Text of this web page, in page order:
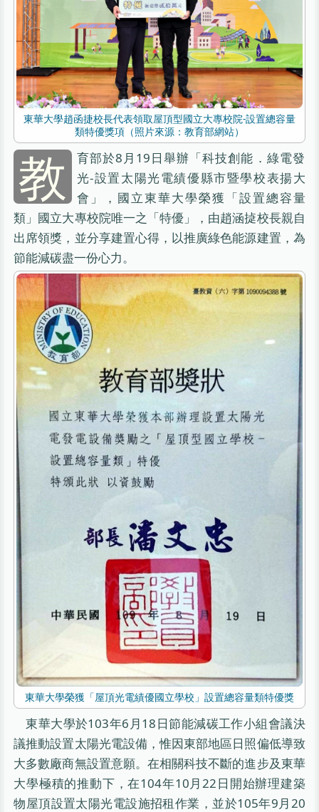
東華大學趙函捷校長代表領取屋頂型國立大專校院-設置總容量
類特優獎項（照片來源：教育部網站）
教
育部於8月19日舉辦「科技創能．綠電發
光-設置太陽光電績優縣市暨學校表揚大
會」，國立東華大學榮獲「設置總容量
類」國立大專校院唯一之「特優」，由趙涵㨗校長親自
出席領獎，並分享建置心得，以推廣綠色能源建置，為
節能減碳盡一份心力。
東華大學榮獲「屋頂光電績優國立學校」設置總容量類特優獎
東華大學於103年6月18日節能減碳工作小組會議決
議推動設置太陽光電設備，惟因東部地區日照偏低導致
大多數廠商無設置意願。在相關科技不斷的進步及東華
大學極積的推動下，在104年10月22日開始辦理建築
物屋頂設置太陽光電設施招租作業，並於105年9月20